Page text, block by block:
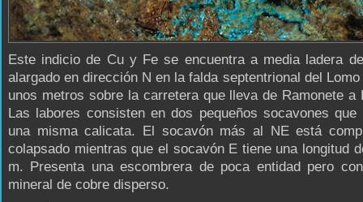
Este indicio de Cu y Fe se encuentra a media ladera
alargado en dirección N en la falda septentrional del
unos metros sobre la carretera que lleva de Ramonete a
Las labores consisten en dos pequeños socavones que
una misma calicata. El socavón más al NE está
colapsado mientras que el socavón E tiene una longitud
m. Presenta una escombrera de poca entidad pero
mineral de cobre disperso.